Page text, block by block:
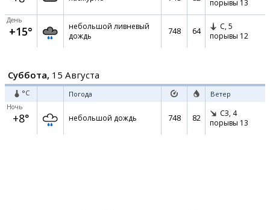
порывы 13
День
+15°
небольшой ливневый
дождь
748 64 С, 5
порывы 12
Суббота, 15 Августа
°C Погода Ветер
Ночь
+8° небольшой дождь 748 82 СЗ, 4
порывы 13